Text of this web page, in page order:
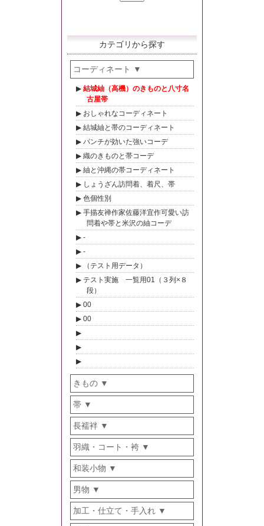
カテゴリから探す
コーディネート
結城紬（高機）のきものと八寸名
古屋帯
おしゃれなコーディネート
結城紬と帯のコーディネート
パンチが効いた強いコーデ
織のきものと帯コーデ
紬と沖縄の帯コーディネート
しょうざん訪問着、着尺、帯
色個性別
手描友禅作家佐藤洋宜作可愛い訪
問着や帯と米沢の紬コーデ
-
-
（テスト用データ）
テスト実施 一覧用01（３列×８
段）
00
00
きもの
帯
長襦袢
羽織・コート・袴
和装小物
男物
加工・仕立て・手入れ